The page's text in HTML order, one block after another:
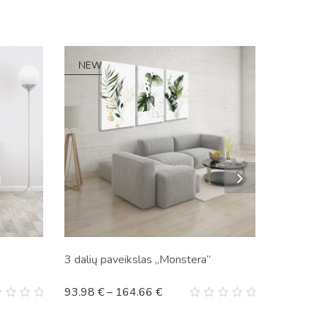
NEW
3 dalių paveikslas „Monstera”
93.98 €– 164.66 €